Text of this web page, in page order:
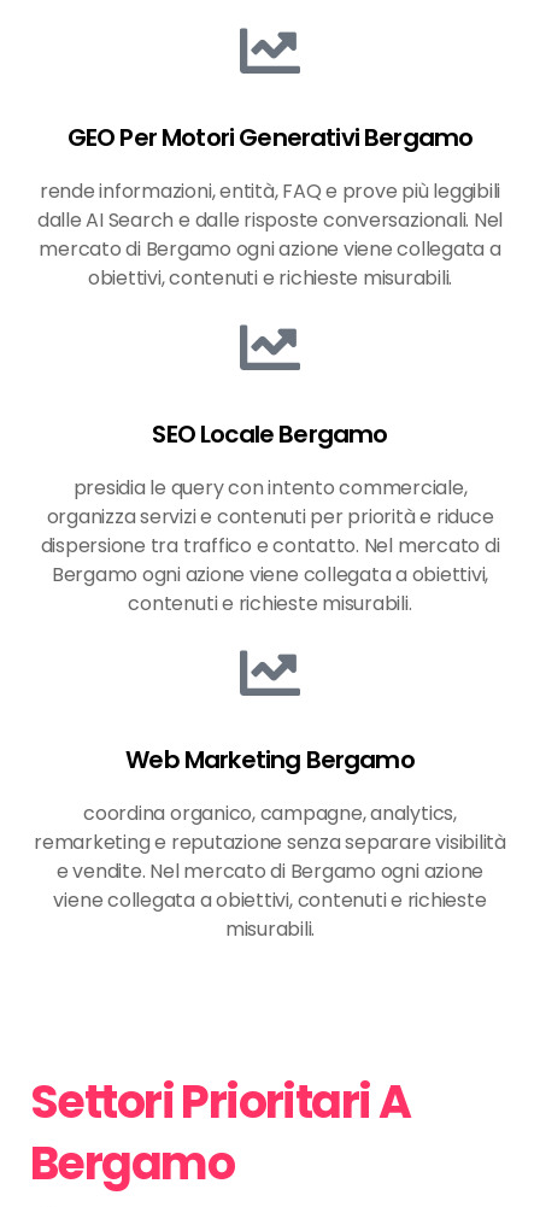
GEO Per Motori Generativi Bergamo
rende informazioni, entità, FAQ e prove più leggibili
dalle AI Search e dalle risposte conversazionali. Nel
mercato di Bergamo ogni azione viene collegata a
obiettivi, contenuti e richieste misurabili.
SEO Locale Bergamo
presidia le query con intento commerciale,
organizza servizi e contenuti per priorità e riduce
dispersione tra traffico e contatto. Nel mercato di
Bergamo ogni azione viene collegata a obiettivi,
contenuti e richieste misurabili.
Web Marketing Bergamo
coordina organico, campagne, analytics,
remarketing e reputazione senza separare visibilità
e vendite. Nel mercato di Bergamo ogni azione
viene collegata a obiettivi, contenuti e richieste
misurabili.
Settori Prioritari A
Bergamo